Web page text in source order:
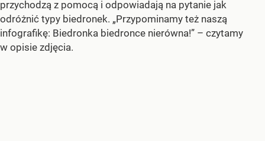
przychodzą z pomocą i odpowiadają na pytanie jak
odróżnić typy biedronek. „Przypominamy też naszą
infografikę: Biedronka biedronce nierówna!” – czytamy
w opisie zdjęcia.